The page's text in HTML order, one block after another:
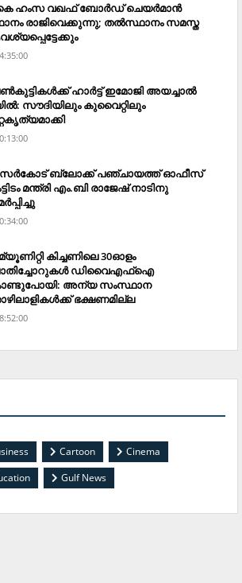
ഹംസ വഖഫ് ബോര്‍ഡ് ചെയര്‍മാന്‍
രാജിവെക്കുന്നു; തല്‍സ്ഥാനം സമസ്ത
ഹാര്‍ട്ട് ഇമോജി അയച്ചാല്‍
സൗദിയിലും കുവൈറ്റിലും
ബ്ലോക്ക് പഞ്ചായത്ത് ഓഫീസ്
മന്ത്രി എം.ബി രാജേഷ് നാടിനു
കിച്ചണിലെ 30ഓളം
ഡിവൈഎഫ്‌ഐ
അന്യ സംസ്ഥാന
ഭക്ഷണമില്ല
Cartoon
Cinema
Gulf News